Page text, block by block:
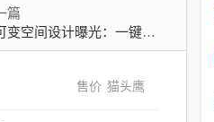
篇
曝光：一键切换工作室、咖啡馆
售价 猫头鹰